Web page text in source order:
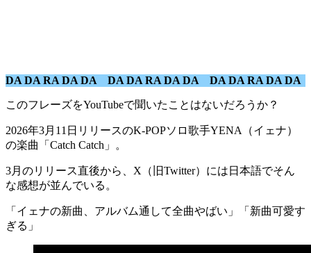
DA DA RA DA DA DA DA RA DA DA DA DA RA DA DA
このフレーズをYouTubeで聞いたことはないだろうか？
2026年3月11日リリースのK-POPソロ歌手YENA（イェナ）
の楽曲「Catch Catch」。
3月のリリース直後から、X（旧Twitter）には日本語でそん
な感想が並んでいる。
「イェナの新曲、アルバム通して全曲やばい」「新曲可愛す
ぎる」